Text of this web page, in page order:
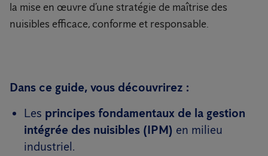
la mise en œuvre d’une stratégie de maîtrise des
nuisibles efficace, conforme et responsable.
Dans ce guide, vous découvrirez :
Les principes fondamentaux de la gestion
intégrée des nuisibles (IPM) en milieu
industriel.